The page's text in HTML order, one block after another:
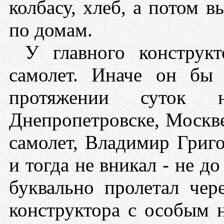
колбасу, хлеб, а потом
по домам.
У главного
самолет. Иначе он бы
протяжении
Днепропетровске,
самолет, Владимир
и тогда не вникал - не
буквально пролетал
конструктора с